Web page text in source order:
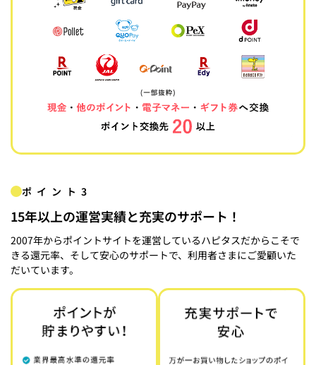
ポイント3
15年以上の運営実績と充実のサポート！
2007年からポイントサイトを運営しているハピタスだからこそで
きる還元率、そして安心のサポートで、利用者さまにご愛顧いた
だいています。